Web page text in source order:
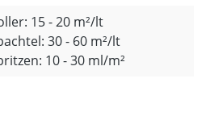
15 - 20 m²/lt
30 - 60 m²/lt
10 - 30 ml/m²